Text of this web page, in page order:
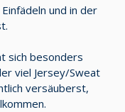
und in der
sich besonders
viel Jersey/Sweat
versäuberst,